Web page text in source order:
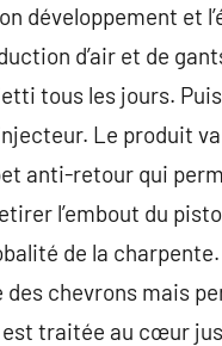
développement et
d’air et de
tous les jours.
Le produit
anti-retour qui
l’embout du
de la
chevrons mais
traitée au cœur